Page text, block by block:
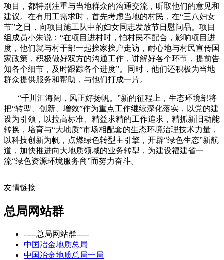
项目，都特别注重与当地群众的沟通交流，听取他们的意见和
建议。在有用工需求时，首先考虑当地的村民，在“三八妇女
节”之日，向项目施工队中的妇女同志发放节日慰问品。项目
组成员小朱说：“在项目进村时，怕村民不配合，影响项目进
度，他们就与村干部一起挨家挨户走访，耐心地与村民宣传国
家政策，积极做好双方的沟通工作，讲解好各个环节，提前告
知各个细节，及时跟踪各个进度”。同时，他们还积极为当地
群众提供服务和帮助，与他们打成一片。
“千川汇海阔，风正好扬帆。”新的征程上，生态环境部将
把“转型、创新、增效”作为重点工作继续深化落实，以党的建
设为引领，以拉高标准、精益求精的工作追求，精抓新旧动能
转换，培育与“大地质”市场相配套的生态环境治理技术力量，
以科技创新为帆，点燃绿色转型主引擎，开辟“绿色生态”新航
道，加快推进向大地质领域的业务转型，为建设福建省一
流“绿色资源环境服务商”而努力奋斗。
友情链接
总局网站群
-----总局网站群-----
中国冶金地质总局
中国冶金地质总局一局